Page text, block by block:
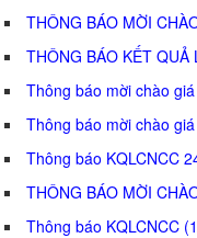
THÔNG BÁO MỜI
THÔNG BÁO KẾT QUẢ
Thông báo mời chào giá
Thông báo mời chào
Thông báo KQLCNCC
THÔNG BÁO MỜI
Thông báo KQLCNCC